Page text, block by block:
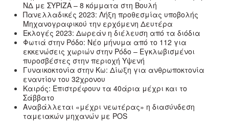
ΝΔ με ΣΥΡΙΖΑ – 8 κόμματα στη Βουλή
Πανελλαδικές 2023: Λήξη προθεσμίας υποβολής
Μηχανογραφικού την ερχόμενη Δευτέρα
Εκλογές 2023: Δωρεάν η διέλευση από τα διόδια
Φωτιά στην Ρόδο: Νέο μήνυμα από το 112 για
εκκενώσεις χωριών στην Ρόδο – Εγκλωβισμένοι
πυροσβέστες στην περιοχή Υψενή
Γυναικοκτονία στην Κω: Δίωξη για ανθρωποκτονία
εναντίον του 32χρονου
Καιρός: Επιστρέφουν τα 40άρια μέχρι και το
Σάββατο
Αναβάλλεται «μέχρι νεωτέρας» η διασύνδεση
ταμειακών μηχανών με POS